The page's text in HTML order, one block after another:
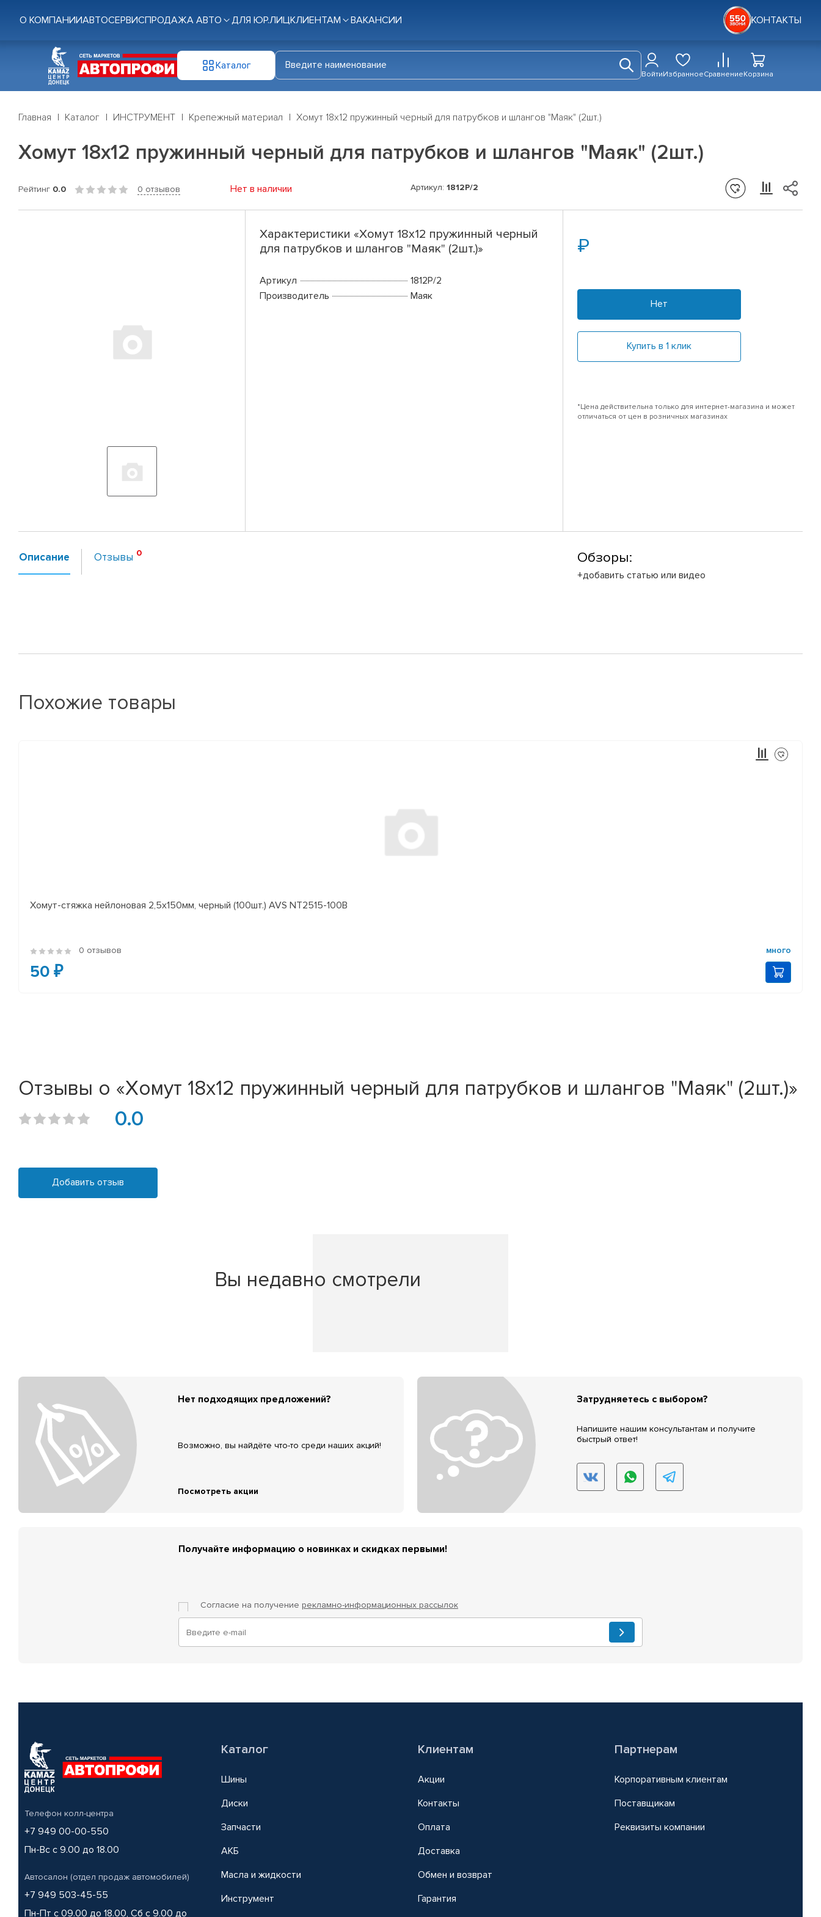
О КОМПАНИИАВТОСЕРВИСПРОДАЖА АВТО ДЛЯ ЮР.ЛИЦКЛИЕНТАМ ВАКАНСИИ КОНТАКТЫ
Каталог
ВойтиИзбранноеСравнениеКорзина
Главная Каталог ИНСТРУМЕНТ Крепежный материал Хомут 18x12 пружинный черный для патрубков и шлангов "Маяк" (2шт.)
Хомут 18x12 пружинный черный для патрубков и шлангов "Маяк" (2шт.)
Рейтинг 0.0 0 отзывов Нет в наличии Артикул: 1812Р/2
Характеристики «Хомут 18x12 пружинный черный
для патрубков и шлангов "Маяк" (2шт.)»
Артикул
1812Р/2
Производитель
Маяк
Нет
Купить в 1 клик
*Цена действительна только для интернет-магазина и может
отличаться от цен в розничных магазинах
Описание Отзывы Обзоры:
+добавить статью или видео
Похожие товары
Хомут-стяжка нейлоновая 2,5х150мм, черный (100шт.) AVS NT2515-100B
0 отзывов много
50 ₽
Отзывы о «Хомут 18x12 пружинный черный для патрубков и шлангов "Маяк" (2шт.)»
0.0
Добавить отзыв
Вы недавно смотрели
Нет подходящих предложений?
Возможно, вы найдёте что-то среди наших акций!
Посмотреть акции
Затрудняетесь с выбором?
Напишите нашим консультантам и получите
быстрый ответ!
Получайте информацию о новинках и скидках первыми!
Согласие на получение рекламно-информационных рассылок
Телефон колл-центра
+7 949 00-00-550
Пн-Вс с 9.00 до 18.00
Автосалон (отдел продаж автомобилей)
+7 949 503-45-55
Пн-Пт с 09.00 до 18.00, Сб с 9.00 до
Каталог
Шины
Диски
Запчасти
АКБ
Масла и жидкости
Инструмент
Клиентам
Акции
Контакты
Оплата
Доставка
Обмен и возврат
Гарантия
Партнерам
Корпоративным клиентам
Поставщикам
Реквизиты компании